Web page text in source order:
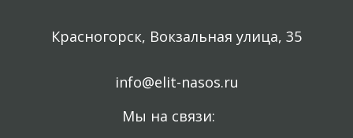
Красногорск, Вокзальная улица, 35
info@elit-nasos.ru
Мы на связи: